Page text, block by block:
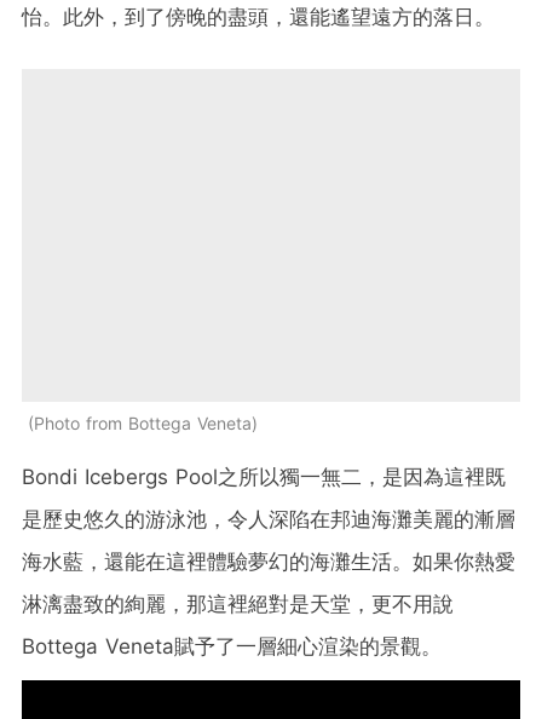
怡。此外，到了傍晚的盡頭，還能遙望遠方的落日。
Photo from Bottega Veneta
Bondi Icebergs Pool之所以獨一無二，是因為這裡既
是歷史悠久的游泳池，令人深陷在邦迪海灘美麗的漸層
海水藍，還能在這裡體驗夢幻的海灘生活。如果你熱愛
淋漓盡致的絢麗，那這裡絕對是天堂，更不用說
Bottega Veneta賦予了一層細心渲染的景觀。